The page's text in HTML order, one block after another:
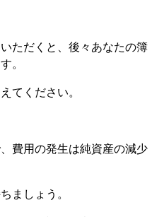
ただくと、後々あなたの簿
。
てください。
費用の発生は純資産の減少
ましょう。